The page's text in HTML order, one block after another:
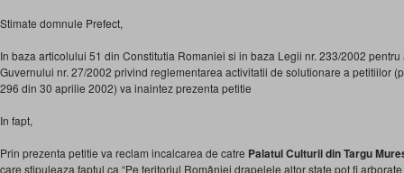
Stimate domnule Prefect,
In baza articolului 51 din Constitutia Romaniei si in baza Legii nr. 233/2002
Guvernului nr. 27/2002 privind reglementarea activitatii de solutionare a petitiilor
296 din 30 aprilie 2002) va inaintez prezenta petitie
In fapt,
Prin prezenta petitie va reclam incalcarea de catre Palatul Culturii din Targu
care stipuleaza faptul ca “Pe teritoriul României drapelele altor state pot fi